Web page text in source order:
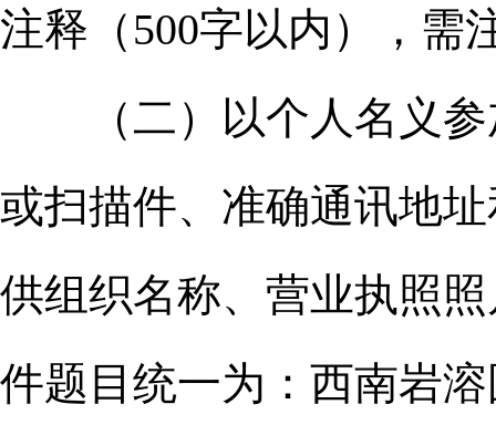
注释（500字以内），需
（二）以个人名义参
或扫描件、准确通讯地
供组织名称、营业执照
件题目统一为：西南岩